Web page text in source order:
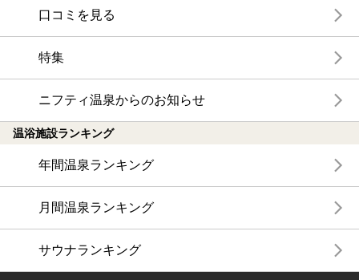
口コミを見る
特集
ニフティ温泉からのお知らせ
温浴施設ランキング
年間温泉ランキング
月間温泉ランキング
サウナランキング